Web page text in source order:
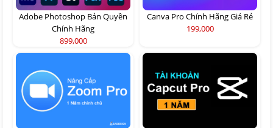
Adobe Photoshop Bản Quyền
Chính Hãng
899,000
Canva Pro Chính Hãng Giá Rẻ
199,000